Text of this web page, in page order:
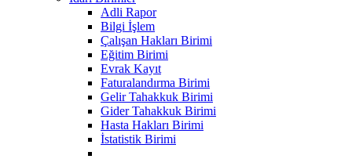
Adli Rapor
Bilgi İşlem
Çalışan Hakları Birimi
Eğitim Birimi
Evrak Kayıt
Faturalandırma Birimi
Gelir Tahakkuk Birimi
Gider Tahakkuk Birimi
Hasta Hakları Birimi
İstatistik Birimi